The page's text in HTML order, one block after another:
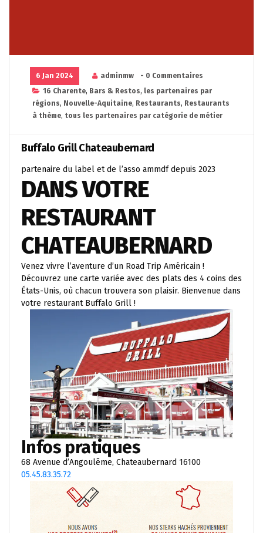
6 Jan 2024 adminmw
- 0 Commentaires
16 Charente, Bars & Restos, les partenaires par
régions, Nouvelle-Aquitaine, Restaurants, Restaurants
à thème, tous les partenaires par catégorie de métier
Buffalo Grill Chateaubernard
partenaire du label et de l’asso ammdf depuis 2023
DANS VOTRE
RESTAURANT
CHATEAUBERNARD
Venez vivre l’aventure d’un Road Trip Américain !
Découvrez une carte variée avec des plats des 4 coins des
États-Unis, où chacun trouvera son plaisir. Bienvenue dans
votre restaurant Buffalo Grill !
Infos pratiques
68 Avenue d’Angoulême, Chateaubernard 16100
05.45.83.35.72